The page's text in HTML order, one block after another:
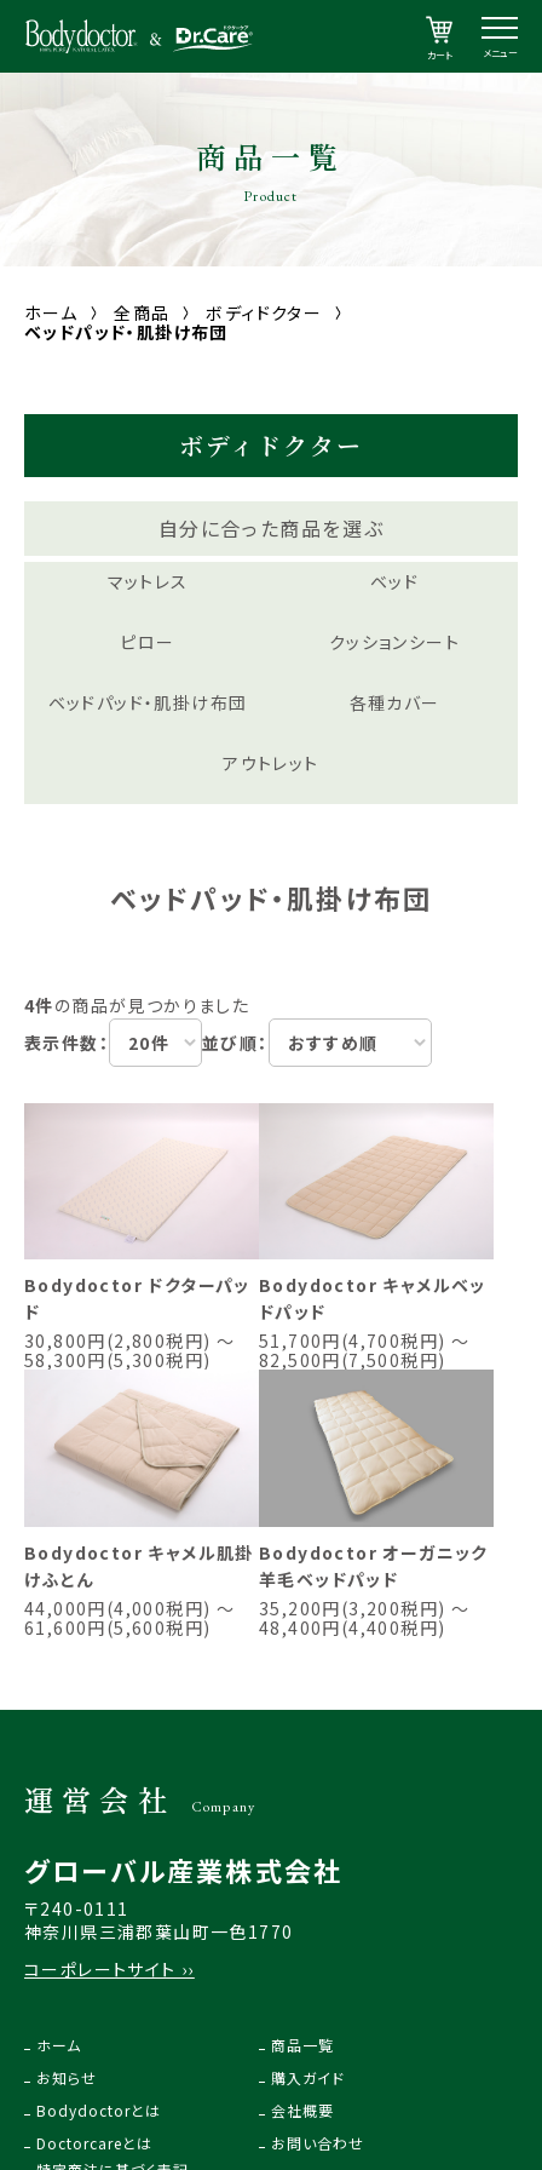
カート メニュー
商品一覧
Product
ホーム 全商品
ボディドクター
ベッドパッド・肌掛け布団
ボディドクター
自分に合った商品を選ぶ
マットレス ベッド
ピロー クッションシート
ベッドパッド・肌掛け布団 各種カバー
アウトレット
ベッドパッド・肌掛け布団
4件の商品が見つかりました
表示件数：
並び順：
Bodydoctor ドクターパッ
ド
30,800円(2,800税円) ～
58,300円(5,300税円)
Bodydoctor キャメルベッ
ドパッド
51,700円(4,700税円) ～
82,500円(7,500税円)
Bodydoctor キャメル肌掛
けふとん
44,000円(4,000税円) ～
61,600円(5,600税円)
Bodydoctor オーガニック
羊毛ベッドパッド
35,200円(3,200税円) ～
48,400円(4,400税円)
運営会社 Company
グローバル産業株式会社
〒240-0111
神奈川県三浦郡葉山町一色1770
コーポレートサイト ››
ホーム
お知らせ
Bodydoctorとは
Doctorcareとは
商品一覧
購入ガイド
会社概要
お問い合わせ